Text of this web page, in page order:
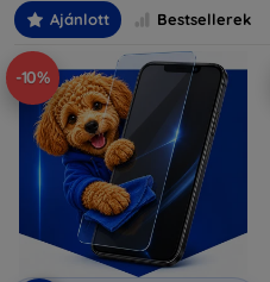
Ajánlott Bestsellerek
-10%